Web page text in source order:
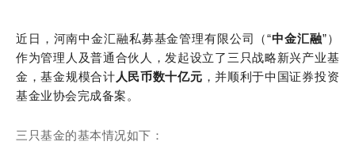
近日，河南中金汇融私募基金管理有限公司（“中金汇融”）
作为管理人及普通合伙人，发起设立了三只战略新兴产业基
金，基金规模合计 人民币数十亿元 ，并顺利于中国证券投资
基金业协会完成备案。
三只基金的基本情况如下：